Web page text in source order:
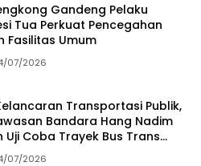
Gandeng Pelaku
Tua Perkuat Pencegahan
Fasilitas Umum
07/2026
Transportasi Publik,
Bandara Hang Nadim
Uji Coba Trayek Bus Trans
07/2026